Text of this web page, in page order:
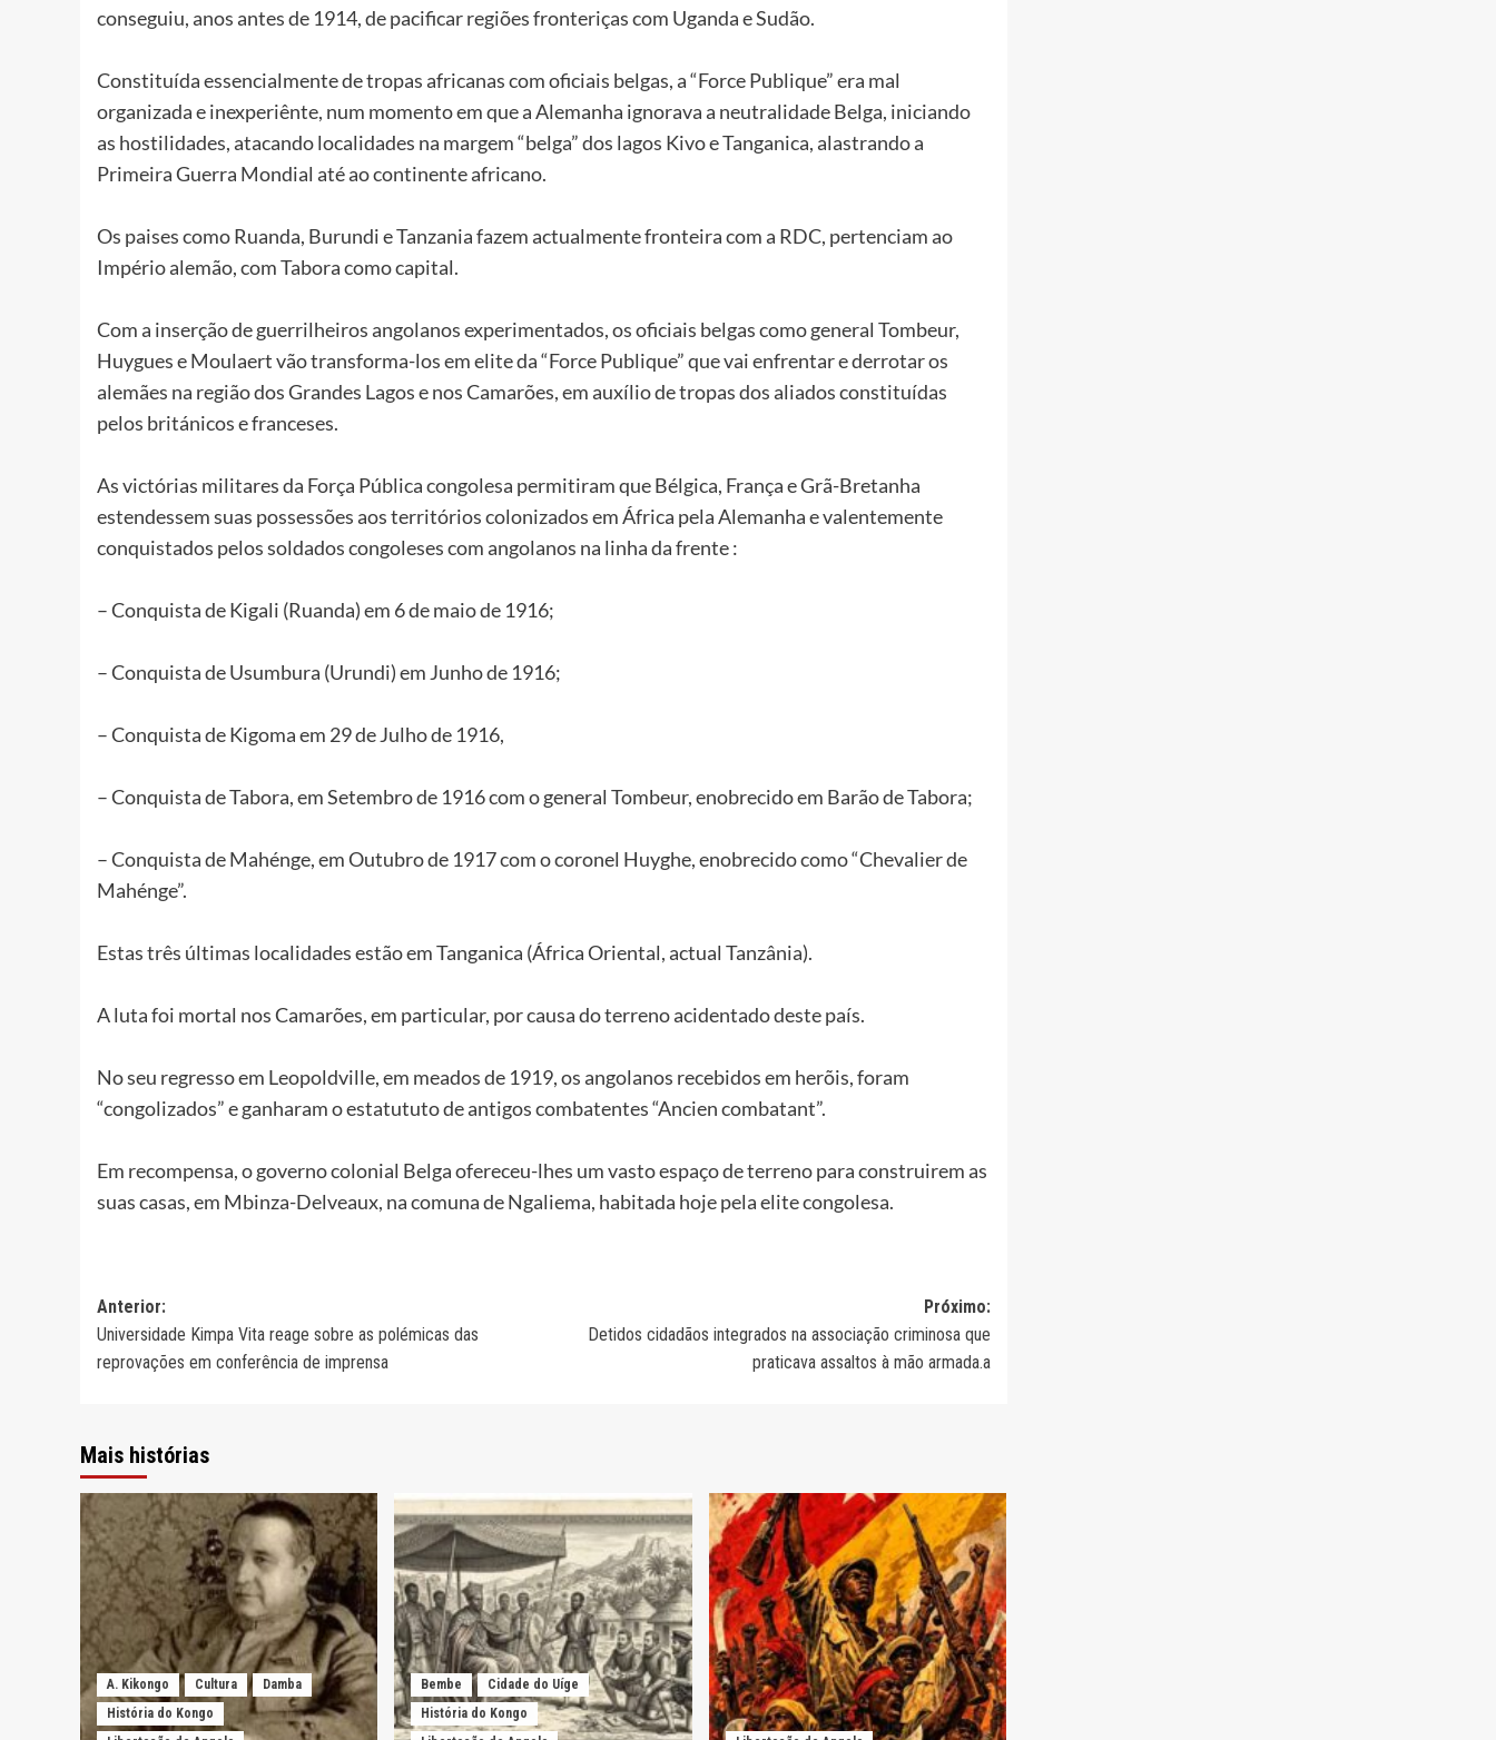
conseguiu, anos antes de 1914, de pacificar regiões fronteriças com Uganda e Sudão.
Constituída essencialmente de tropas africanas com oficiais belgas, a “Force Publique” era mal
organizada e inexperiênte, num momento em que a Alemanha ignorava a neutralidade Belga, iniciando
as hostilidades, atacando localidades na margem “belga” dos lagos Kivo e Tanganica, alastrando a
Primeira Guerra Mondial até ao continente africano.
Os paises como Ruanda, Burundi e Tanzania fazem actualmente fronteira com a RDC, pertenciam ao
Império alemão, com Tabora como capital.
Com a inserção de guerrilheiros angolanos experimentados, os oficiais belgas como general Tombeur,
Huygues e Moulaert vão transforma-los em elite da “Force Publique” que vai enfrentar e derrotar os
alemães na região dos Grandes Lagos e nos Camarões, em auxílio de tropas dos aliados constituídas
pelos británicos e franceses.
As victórias militares da Força Pública congolesa permitiram que Bélgica, França e Grã-Bretanha
estendessem suas possessões aos territórios colonizados em África pela Alemanha e valentemente
conquistados pelos soldados congoleses com angolanos na linha da frente :
– Conquista de Kigali (Ruanda) em 6 de maio de 1916;
– Conquista de Usumbura (Urundi) em Junho de 1916;
– Conquista de Kigoma em 29 de Julho de 1916,
– Conquista de Tabora, em Setembro de 1916 com o general Tombeur, enobrecido em Barão de Tabora;
– Conquista de Mahénge, em Outubro de 1917 com o coronel Huyghe, enobrecido como “Chevalier de
Mahénge”.
Estas três últimas localidades estão em Tanganica (África Oriental, actual Tanzânia).
A luta foi mortal nos Camarões, em particular, por causa do terreno acidentado deste país.
No seu regresso em Leopoldville, em meados de 1919, os angolanos recebidos em herõis, foram
“congolizados” e ganharam o estatututo de antigos combatentes “Ancien combatant”.
Em recompensa, o governo colonial Belga ofereceu-lhes um vasto espaço de terreno para construirem as
suas casas, em Mbinza-Delveaux, na comuna de Ngaliema, habitada hoje pela elite congolesa.
Navegação
de
artigos
Anterior:
Universidade Kimpa Vita reage sobre as polémicas das
reprovações em conferência de imprensa
Próximo:
Detidos cidadãos integrados na associação criminosa que
praticava assaltos à mão armada.a
Mais histórias
A. Kikongo Cultura
Damba
História do Kongo
Bembe
Cidade do Uíge
História do Kongo